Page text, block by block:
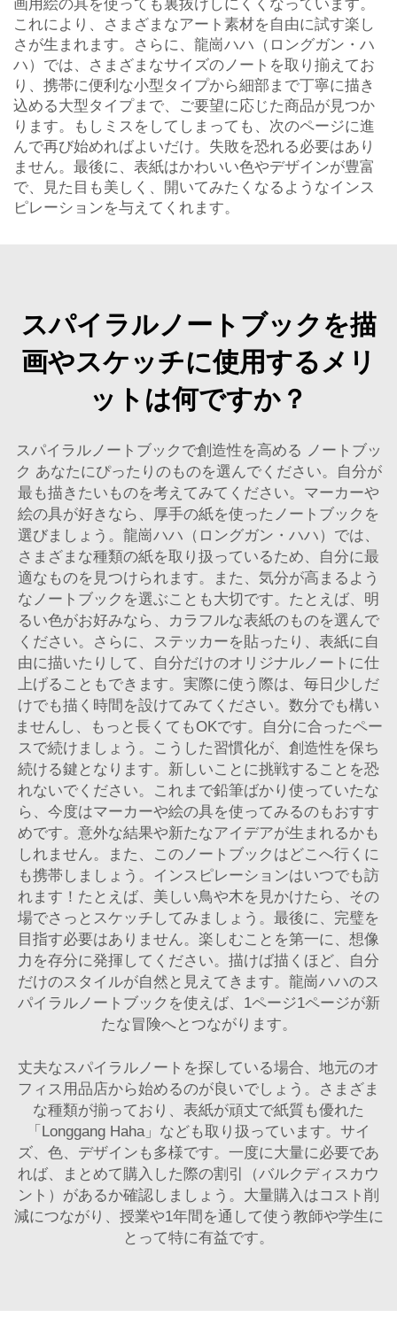
画用絵の具を使っても裏抜けしにくくなっています。
これにより、さまざまなアート素材を自由に試す楽し
さが生まれます。さらに、龍崗ハハ（ロングガン・ハ
ハ）では、さまざまなサイズのノートを取り揃えてお
り、携帯に便利な小型タイプから細部まで丁寧に描き
込める大型タイプまで、ご要望に応じた商品が見つか
ります。もしミスをしてしまっても、次のページに進
んで再び始めればよいだけ。失敗を恐れる必要はあり
ません。最後に、表紙はかわいい色やデザインが豊富
で、見た目も美しく、開いてみたくなるようなインス
ピレーションを与えてくれます。
スパイラルノートブックを描
画やスケッチに使用するメリ
ットは何ですか？
スパイラルノートブックで創造性を高める ノートブッ
ク あなたにぴったりのものを選んでください。自分が
最も描きたいものを考えてみてください。マーカーや
絵の具が好きなら、厚手の紙を使ったノートブックを
選びましょう。龍崗ハハ（ロングガン・ハハ）では、
さまざまな種類の紙を取り扱っているため、自分に最
適なものを見つけられます。また、気分が高まるよう
なノートブックを選ぶことも大切です。たとえば、明
るい色がお好みなら、カラフルな表紙のものを選んで
ください。さらに、ステッカーを貼ったり、表紙に自
由に描いたりして、自分だけのオリジナルノートに仕
上げることもできます。実際に使う際は、毎日少しだ
けでも描く時間を設けてみてください。数分でも構い
ませんし、もっと長くてもOKです。自分に合ったペー
スで続けましょう。こうした習慣化が、創造性を保ち
続ける鍵となります。新しいことに挑戦することを恐
れないでください。これまで鉛筆ばかり使っていたな
ら、今度はマーカーや絵の具を使ってみるのもおすす
めです。意外な結果や新たなアイデアが生まれるかも
しれません。また、このノートブックはどこへ行くに
も携帯しましょう。インスピレーションはいつでも訪
れます！たとえば、美しい鳥や木を見かけたら、その
場でさっとスケッチしてみましょう。最後に、完璧を
目指す必要はありません。楽しむことを第一に、想像
力を存分に発揮してください。描けば描くほど、自分
だけのスタイルが自然と見えてきます。龍崗ハハのス
パイラルノートブックを使えば、1ページ1ページが新
たな冒険へとつながります。
丈夫なスパイラルノートを探している場合、地元のオ
フィス用品店から始めるのが良いでしょう。さまざま
な種類が揃っており、表紙が頑丈で紙質も優れた
「Longgang Haha」なども取り扱っています。サイ
ズ、色、デザインも多様です。一度に大量に必要であ
れば、まとめて購入した際の割引（バルクディスカウ
ント）があるか確認しましょう。大量購入はコスト削
減につながり、授業や1年間を通して使う教師や学生に
とって特に有益です。